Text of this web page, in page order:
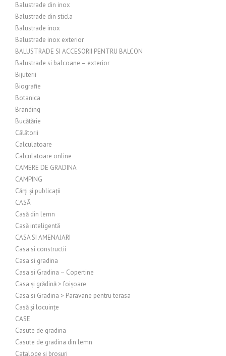
Balustrade din inox
Balustrade din sticla
Balustrade inox
Balustrade inox exterior
BALUSTRADE SI ACCESORII PENTRU BALCON
Balustrade si balcoane – exterior
Bijuterii
Biografie
Botanica
Branding
Bucătărie
Călătorii
Calculatoare
Calculatoare online
CAMERE DE GRADINA
CAMPING
Cărți și publicații
CASĂ
Casă din lemn
Casă inteligentă
CASA SI AMENAJARI
Casa si constructii
Casa si gradina
Casa si Gradina – Copertine
Casa și grădină > foișoare
Casa si Gradina > Paravane pentru terasa
Casă și locuințe
CASE
Casute de gradina
Casute de gradina din lemn
Cataloge și broșuri